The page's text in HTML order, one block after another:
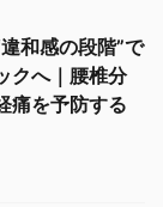
和感の段階”で
クへ｜腰椎分
痛を予防する